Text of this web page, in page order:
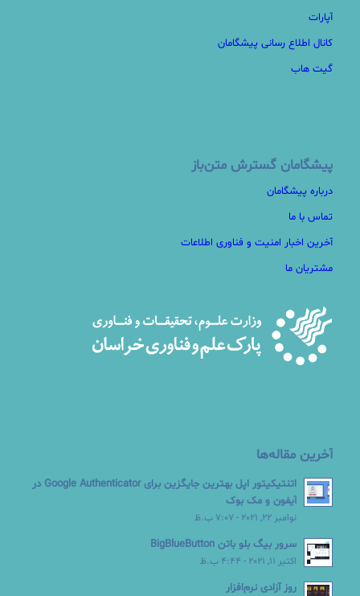
آپارات
کانال اطلاع رسانی پیشگامان
گیت هاب
پیشگامان گسترش متن‌باز
درباره پیشگامان
تماس با ما
آخرین اخبار امنیت و فناوری اطلاعات
مشتریان ما
آخرین مقاله‌ها
اتنتیکیتور اپل بهترین جایگزین برای Google Authenticator در
آیفون و مک بوک
نوامبر 22, 2021 - 7:07 ب.ظ
سرور بیگ بلو باتن BigBlueButton
اکتبر 11, 2021 - 4:44 ب.ظ
روز آزادی نرم‌افزار